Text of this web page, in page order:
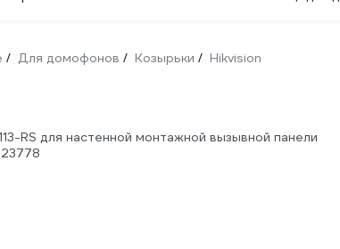
/ Для домофонов / Козырьки / Hikvision
RS для настенной монтажной вызывной панели